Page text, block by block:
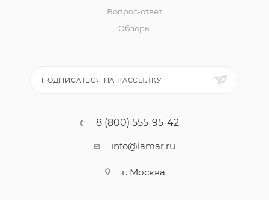
Вопрос-ответ
Обзоры
ПОДПИСАТЬСЯ НА РАССЫЛКУ
8 (800) 555-95-42
info@lamar.ru
г. Москва